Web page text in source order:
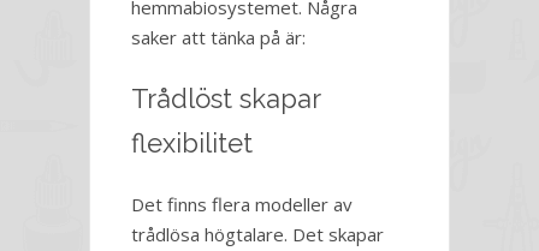
hemmabiosystemet. Några
saker att tänka på är:
Trådlöst skapar
flexibilitet
Det finns flera modeller av
trådlösa högtalare. Det skapar